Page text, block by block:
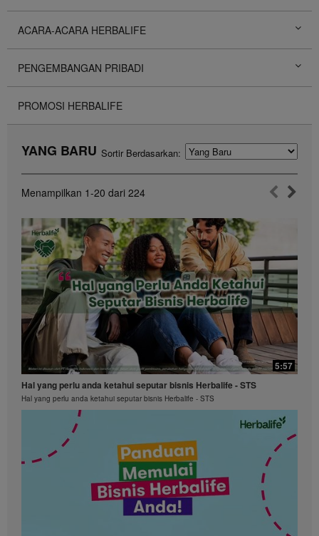
ACARA-ACARA HERBALIFE
PENGEMBANGAN PRIBADI
PROMOSI HERBALIFE
YANG BARU Sortir Berdasarkan:
Menampilkan 1-20 dari 224
5:57
Hal yang perlu anda ketahui seputar bisnis Herbalife - STS
Hal yang perlu anda ketahui seputar bisnis Herbalife - STS